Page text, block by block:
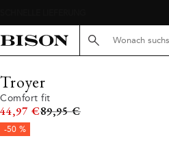
Suche hier...
Troyer
Comfort fit
44,97 €Ursprünglicher Preis
89,95 €
-50 %